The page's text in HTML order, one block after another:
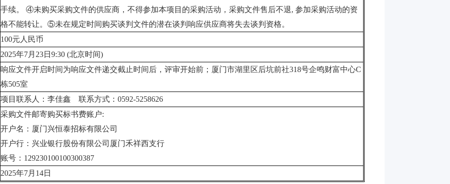
手续。 ④未购买采购文件的供应商，不得参加本项目的采购活动，采购文件售后不退,参加采购活动的资
格不能转让。⑤未在规定时间购买谈判文件的潜在谈判响应供应商将失去谈判资格。
100元人民币
2025年7月 23日9:30(北京时间)
响应文件开启时间为响应文件递交截止时间后，评审开始前； 厦门市湖里区后坑前社318号企鸣财富中心C
栋505室
项目联系人：李佳鑫 联系方式：0592-5258626
采购文件邮寄购买标书费账户:
开户名： 厦门兴恒泰招标有限公司
开户行： 兴业银行股份有限公司厦门禾祥西支行
账号： 129230100100300387
2025年7月 14日